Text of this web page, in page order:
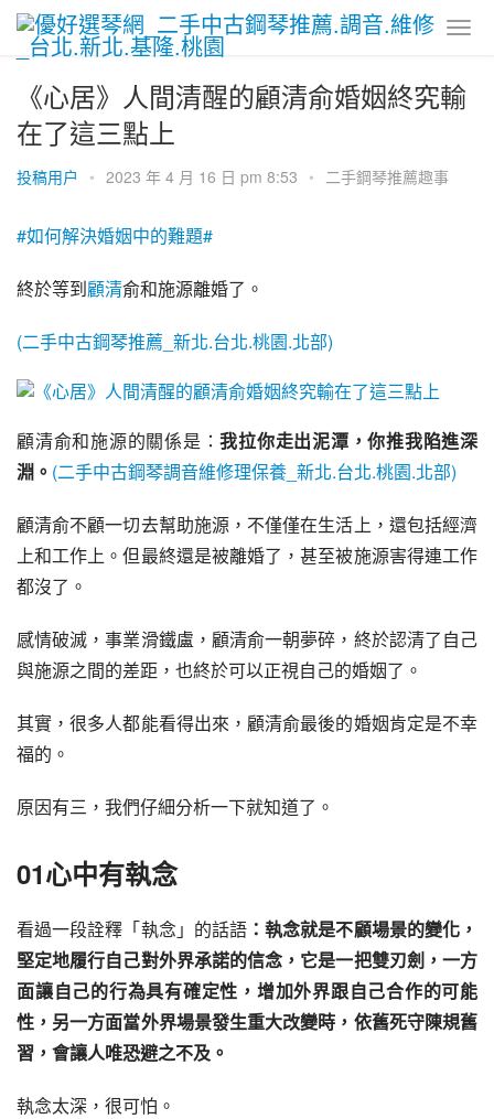
《心居》人間清醒的顧清俞婚姻終究輸
在了這三點上
投稿用户 • 2023 年 4 月 16 日 pm 8:53 • 二手鋼琴推薦趣事
#如何解決婚姻中的難題#
終於等到顧清俞和施源離婚了。
(二手中古鋼琴推薦_新北.台北.桃園.北部)
顧清俞和施源的關係是：我拉你走出泥潭，你推我陷進深
淵。 (二手中古鋼琴調音維修理保養_新北.台北.桃園.北部)
顧清俞不顧一切去幫助施源，不僅僅在生活上，還包括經濟
上和工作上。但最終還是被離婚了，甚至被施源害得連工作
都沒了。
感情破滅，事業滑鐵盧，顧清俞一朝夢碎，終於認清了自己
與施源之間的差距，也終於可以正視自己的婚姻了。
其實，很多人都能看得出來，顧清俞最後的婚姻肯定是不幸
福的。
原因有三，我們仔細分析一下就知道了。
01心中有執念
看過一段詮釋「執念」的話語 ：執念就是不顧場景的變化，
堅定地履行自己對外界承諾的信念，它是一把雙刃劍，一方
面讓自己的行為具有確定性，增加外界跟自己合作的可能
性，另一方面當外界場景發生重大改變時，依舊死守陳規舊
習，會讓人唯恐避之不及。
執念太深，很可怕。